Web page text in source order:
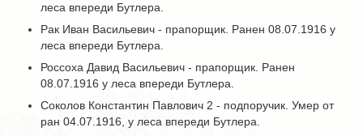
леса впереди Бутлера.
Рак Иван Васильевич - прапорщик. Ранен 08.07.1916 у
леса впереди Бутлера.
Россоха Давид Васильевич - прапорщик. Ранен
08.07.1916 у леса впереди Бутлера.
Соколов Константин Павлович 2 - подпоручик. Умер от
ран 04.07.1916, у леса впереди Бутлера.